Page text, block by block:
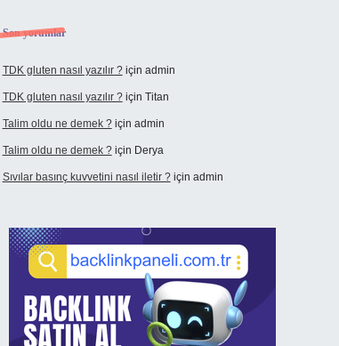
Son yorumlar
TDK gluten nasıl yazılır ?için admin
TDK gluten nasıl yazılır ?için Titan
Talim oldu ne demek ?için admin
Talim oldu ne demek ?için Derya
Sıvılar basınç kuvvetini nasıl iletir ?için admin